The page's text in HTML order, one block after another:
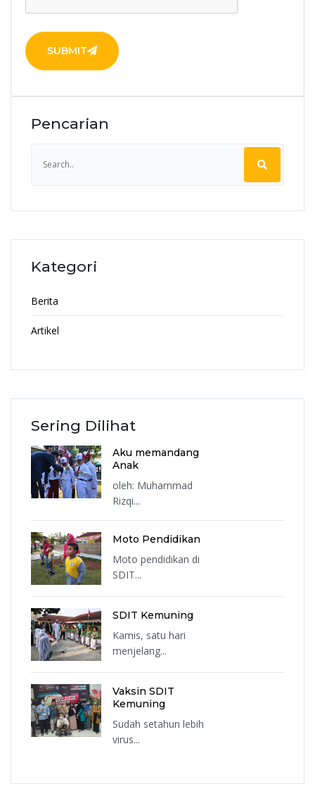
SUBMIT
Pencarian
Kategori
Berita
Artikel
Sering Dilihat
Aku memandang
Anak
oleh: Muhammad
Rizqi...
Moto Pendidikan
Moto pendidikan di
SDIT...
SDIT Kemuning
Kamis, satu hari
menjelang...
Vaksin SDIT
Kemuning
Sudah setahun lebih
virus...